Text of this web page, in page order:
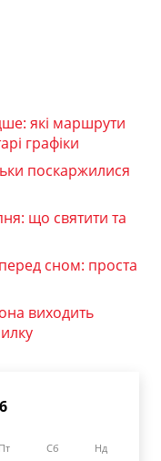
які маршрути
графіки
поскаржилися
що святити та
сном: проста
виходить
Пт Сб Нд